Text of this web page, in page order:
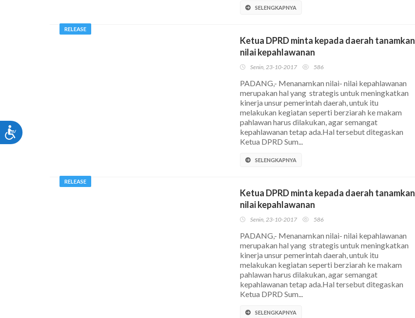
SELENGKAPNYA
RELEASE
Ketua DPRD minta kepada daerah tanamkan
nilai kepahlawanan
Senin, 23-10-2017 586
PADANG,- Menanamkan nilai- nilai kepahlawanan
merupakan hal yang strategis untuk meningkatkan
kinerja unsur pemerintah daerah, untuk itu
melakukan kegiatan seperti berziarah ke makam
pahlawan harus dilakukan, agar semangat
kepahlawanan tetap ada.Hal tersebut ditegaskan
Ketua DPRD Sum...
SELENGKAPNYA
RELEASE
Ketua DPRD minta kepada daerah tanamkan
nilai kepahlawanan
Senin, 23-10-2017 586
PADANG,- Menanamkan nilai- nilai kepahlawanan
merupakan hal yang strategis untuk meningkatkan
kinerja unsur pemerintah daerah, untuk itu
melakukan kegiatan seperti berziarah ke makam
pahlawan harus dilakukan, agar semangat
kepahlawanan tetap ada.Hal tersebut ditegaskan
Ketua DPRD Sum...
SELENGKAPNYA